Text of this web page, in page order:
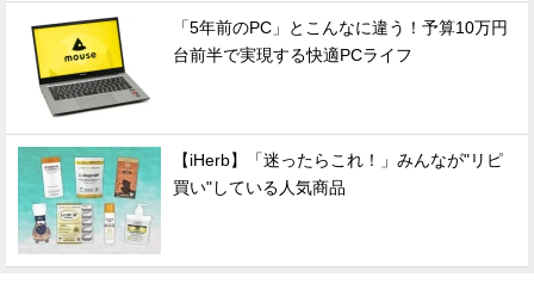
「5年前のPC」とこんなに違う！予算10万円
台前半で実現する快適PCライフ
【iHerb】「迷ったらこれ！」みんなが"リピ
買い"している人気商品